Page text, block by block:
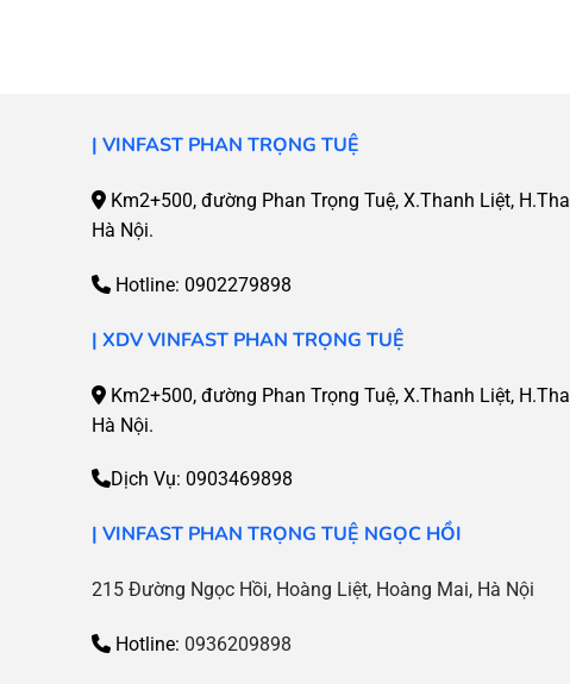
| VINFAST PHAN TRỌNG TUỆ
Km2+500, đường Phan Trọng Tuệ, X.Thanh Liệt,
Hà Nội.
Hotline: 0902279898
| XDVVINFAST PHAN TRỌNG TUỆ
Km2+500, đường Phan Trọng Tuệ, X.Thanh Liệt,
Hà Nội.
Dịch Vụ: 0903469898
| VINFAST PHAN TRỌNG TUỆ NGỌC HỒI
215 Đường Ngọc Hồi, Hoàng Liệt, Hoàng Mai, Hà Nội
Hotline: 0936209898